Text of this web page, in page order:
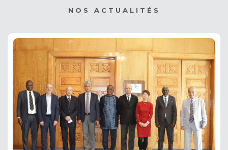
NOS ACTUALITÉS